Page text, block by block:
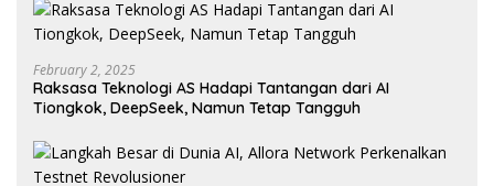
February 2, 2025
Raksasa Teknologi AS Hadapi Tantangan dari AI
Tiongkok, DeepSeek, Namun Tetap Tangguh